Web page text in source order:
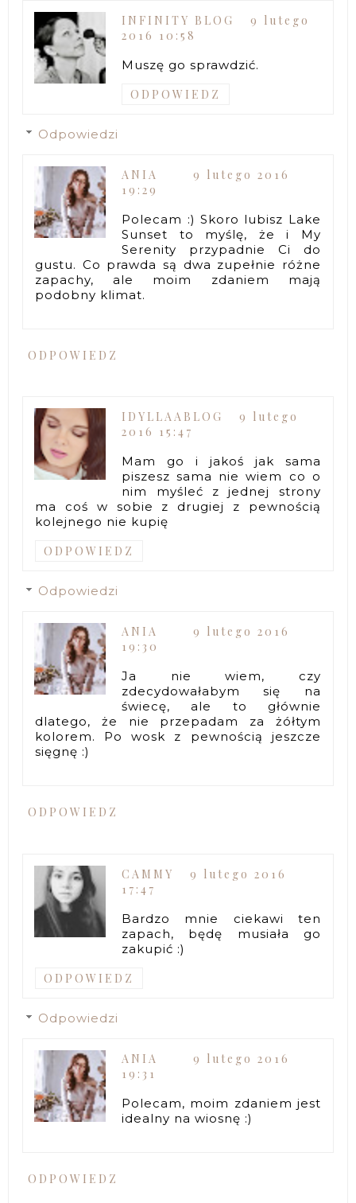
INFINITY BLOG
9 lutego
2016 10:58
Muszę go sprawdzić.
ODPOWIEDZ
Odpowiedzi
ANIA
9 lutego 2016
19:29
Polecam :) Skoro lubisz Lake
Sunset to myślę, że i My
Serenity przypadnie Ci do
gustu. Co prawda są dwa zupełnie różne
zapachy, ale moim zdaniem mają
podobny klimat.
ODPOWIEDZ
IDYLLAABLOG
9 lutego
2016 15:47
Mam go i jakoś jak sama
piszesz sama nie wiem co o
nim myśleć z jednej strony
ma coś w sobie z drugiej z pewnością
kolejnego nie kupię
ODPOWIEDZ
Odpowiedzi
ANIA
9 lutego 2016
19:30
Ja nie wiem, czy
zdecydowałabym się na
świecę, ale to głównie
dlatego, że nie przepadam za żółtym
kolorem. Po wosk z pewnością jeszcze
sięgnę :)
ODPOWIEDZ
CAMMY
9 lutego 2016
17:47
Bardzo mnie ciekawi ten
zapach, będę musiała go
zakupić :)
ODPOWIEDZ
Odpowiedzi
ANIA
9 lutego 2016
19:31
Polecam, moim zdaniem jest
idealny na wiosnę :)
ODPOWIEDZ